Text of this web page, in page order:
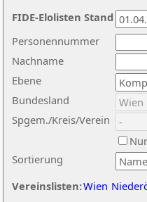
Nachname
Ebene
Sortierung
Personennummer
Bundesland
Spgem./Kreis/Verein
Vereinslisten:Wien
FIDE-Elolisten Stand